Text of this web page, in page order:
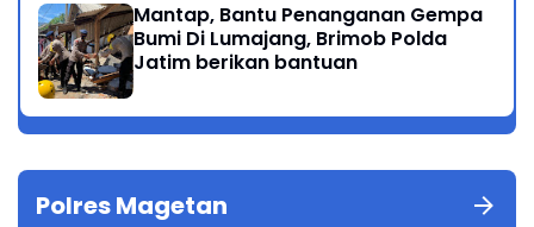
Mantap, Bantu Penanganan Gempa
Bumi Di Lumajang, Brimob Polda
Jatim berikan bantuan
Polres Magetan